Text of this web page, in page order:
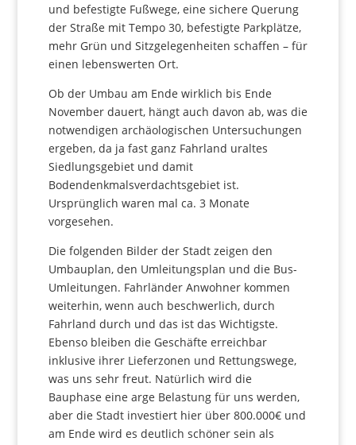
und befestigte Fußwege, eine sichere Querung
der Straße mit Tempo 30, befestigte Parkplätze,
mehr Grün und Sitzgelegenheiten schaffen – für
einen lebenswerten Ort.
Ob der Umbau am Ende wirklich bis Ende
November dauert, hängt auch davon ab, was die
notwendigen archäologischen Untersuchungen
ergeben, da ja fast ganz Fahrland uraltes
Siedlungsgebiet und damit
Bodendenkmalsverdachtsgebiet ist.
Ursprünglich waren mal ca. 3 Monate
vorgesehen.
Die folgenden Bilder der Stadt zeigen den
Umbauplan, den Umleitungsplan und die Bus-
Umleitungen. Fahrländer Anwohner kommen
weiterhin, wenn auch beschwerlich, durch
Fahrland durch und das ist das Wichtigste.
Ebenso bleiben die Geschäfte erreichbar
inklusive ihrer Lieferzonen und Rettungswege,
was uns sehr freut. Natürlich wird die
Bauphase eine arge Belastung für uns werden,
aber die Stadt investiert hier über 800.000€ und
am Ende wird es deutlich schöner sein als